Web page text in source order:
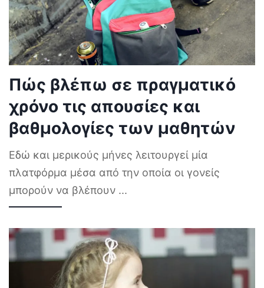
Πώς βλέπω σε πραγματικό
χρόνο τις απουσίες και
βαθμολογίες των μαθητών
Εδώ και μερικούς μήνες λειτουργεί μία
πλατφόρμα μέσα από την οποία οι γονείς
μπορούν να βλέπουν ...